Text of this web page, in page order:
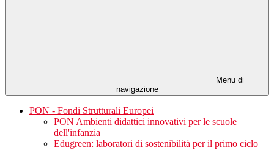
Menu di
navigazione
PON - Fondi Strutturali Europei
PON Ambienti didattici innovativi per le scuole
dell'infanzia
Edugreen: laboratori di sostenibilità per il primo ciclo